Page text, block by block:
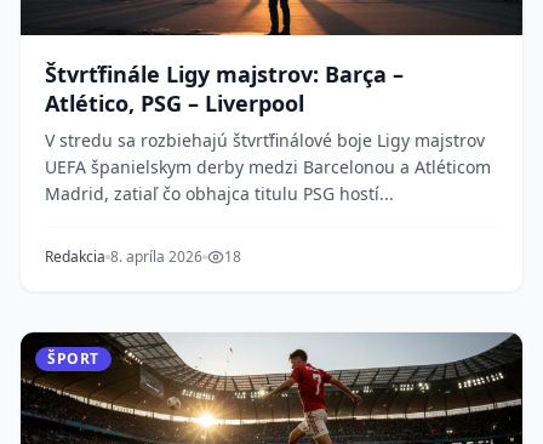
Štvrťfinále Ligy majstrov: Barça –
Atlético, PSG – Liverpool
V stredu sa rozbiehajú štvrťfinálové boje Ligy majstrov
UEFA španielskym derby medzi Barcelonou a Atléticom
Madrid, zatiaľ čo obhajca titulu PSG hostí...
Redakcia 8. apríla 2026 18
ŠPORT